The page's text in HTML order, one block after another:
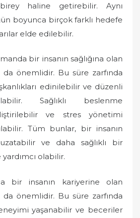
haline getirebilir. Aynı
boyunca birçok farklı hedefe
elde edilebilir.
bir insanın sağlığına olan
da önemlidir. Bu süre zarfında
edinilebilir ve düzenli
Sağlıklı beslenme
ve stres yönetimi
Tüm bunlar, bir insanın
ve daha sağlıklı bir
olabilir.
bir insanın kariyerine olan
da önemlidir. Bu süre zarfında
yaşanabilir ve beceriler